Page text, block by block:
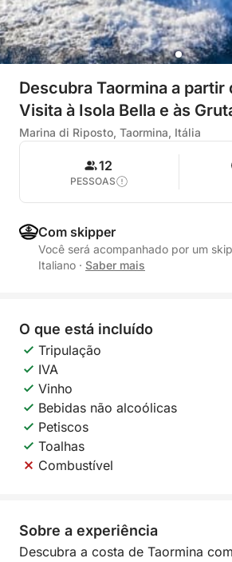
Descubra Taormina a partir
Visita à Isola Bella e às
Marina di Riposto, Taormina, Itália
12
PESSOAS
Com skipper
Você será acompanhado por um
Italiano · Saber mais
O que está incluído
Tripulação
IVA
Vinho
Bebidas não alcoólicas
Petiscos
Toalhas
Combustível
Sobre a experiência
Descubra a costa de Taormina